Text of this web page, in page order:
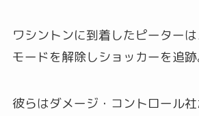
ワシントンに到着したピーター
モードを解除しショッカーを追跡
彼らはダメージ・コントロール